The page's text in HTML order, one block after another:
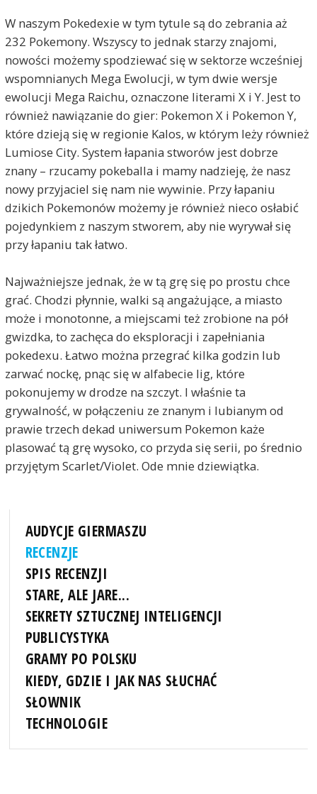
W naszym Pokedexie w tym tytule są do zebrania aż
232 Pokemony. Wszyscy to jednak starzy znajomi,
nowości możemy spodziewać się w sektorze wcześniej
wspomnianych Mega Ewolucji, w tym dwie wersje
ewolucji Mega Raichu, oznaczone literami X i Y. Jest to
również nawiązanie do gier: Pokemon X i Pokemon Y,
które dzieją się w regionie Kalos, w którym leży również
Lumiose City. System łapania stworów jest dobrze
znany – rzucamy pokeballa i mamy nadzieję, że nasz
nowy przyjaciel się nam nie wywinie. Przy łapaniu
dzikich Pokemonów możemy je również nieco osłabić
pojedynkiem z naszym stworem, aby nie wyrywał się
przy łapaniu tak łatwo.
Najważniejsze jednak, że w tą grę się po prostu chce
grać. Chodzi płynnie, walki są angażujące, a miasto
może i monotonne, a miejscami też zrobione na pół
gwizdka, to zachęca do eksploracji i zapełniania
pokedexu. Łatwo można przegrać kilka godzin lub
zarwać nockę, pnąc się w alfabecie lig, które
pokonujemy w drodze na szczyt. I właśnie ta
grywalność, w połączeniu ze znanym i lubianym od
prawie trzech dekad uniwersum Pokemon każe
plasować tą grę wysoko, co przyda się serii, po średnio
przyjętym Scarlet/Violet. Ode mnie dziewiątka.
AUDYCJE GIERMASZU
RECENZJE
SPIS RECENZJI
STARE, ALE JARE...
SEKRETY SZTUCZNEJ INTELIGENCJI
PUBLICYSTYKA
GRAMY PO POLSKU
KIEDY, GDZIE I JAK NAS SŁUCHAĆ
SŁOWNIK
TECHNOLOGIE